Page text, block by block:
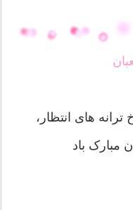
های انتظار،
مبارک باد